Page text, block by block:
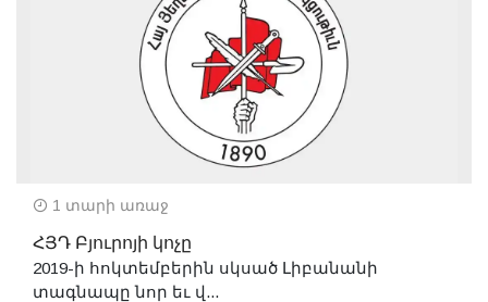
1 տարի առաջ
ՀՅԴ Բյուրոյի կոչը
2019-ի հոկտեմբերին սկսած Լիբանանի
տագնապը նոր եւ վ...